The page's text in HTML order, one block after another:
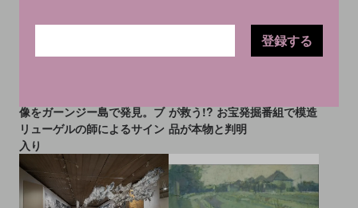
像をガーンジー島で発見。ブ
リューゲルの師によるサイン
入り
NEWS
が救う!? お宝発掘番組で模造
品が本物と判明
登録する